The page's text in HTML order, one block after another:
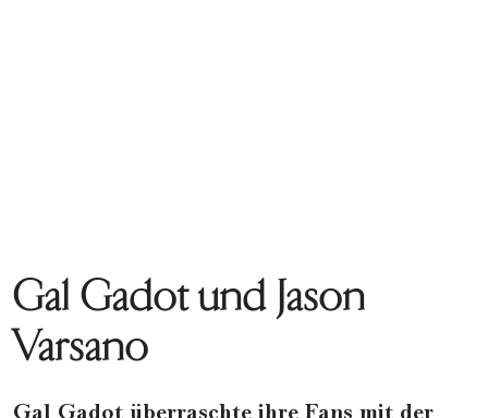
Gal Gadot und Jason
Varsano